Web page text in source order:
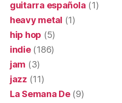
guitarra española (1)
heavy metal (1)
hip hop (5)
indie(186)
jam (3)
jazz (11)
La Semana De(9)